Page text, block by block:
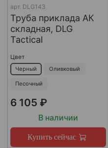
арт. DLG143
Труба приклада АК
складная, DLG
Tactical
Цвет
Черный Оливковый
Песочный
6 105 ₽
В наличии
Купить сейчас